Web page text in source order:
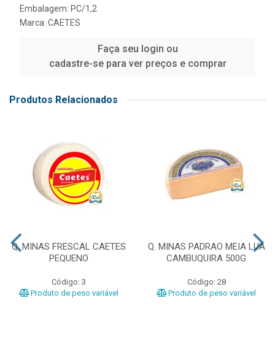
Embalagem: PC/1,2
Marca: CAETES
Faça seu login ou
cadastre-se para ver preços e comprar
Produtos Relacionados
Q. MINAS FRESCAL CAETES
PEQUENO
Código: 3
Produto de peso variável
Q. MINAS PADRAO MEIA LUA
CAMBUQUIRA 500G
Código: 28
Produto de peso variável